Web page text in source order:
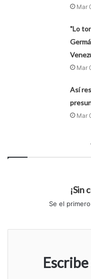
Mar
"Lo
Mar
Así
Mar
¡Sin
Se el